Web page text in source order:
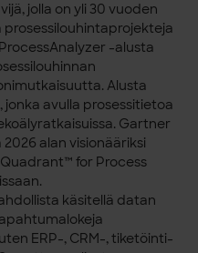
jolla on yli 30 vuoden
-alusta
Alusta
avulla prosessitietoa
Gartner
alan visionääriksi
for Process
käsitellä datan
ERP-, CRM-, tiketöinti-